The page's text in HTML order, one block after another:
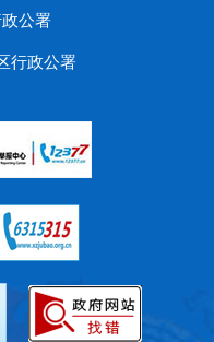
公署
行政公署